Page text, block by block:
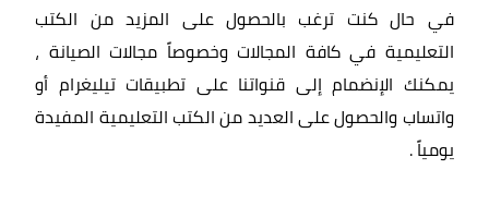
في حال كنت ترغب بالحصول على المزيد من الكتب
التعليمية في كافة المجالات وخصوصاً مجالات الصيانة ،
يمكنك الإنضمام إلى قنواتنا على تطبيقات تيليغرام أو
واتساب والحصول على العديد من الكتب التعليمية المفيدة
يومياً.